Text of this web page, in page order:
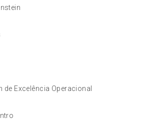
de Excelência Operacional